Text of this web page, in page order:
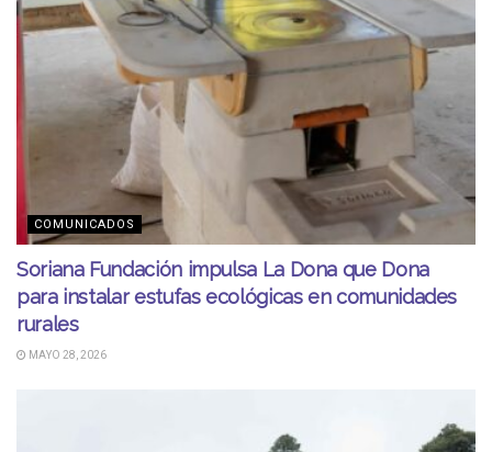
COMUNICADOS
Soriana Fundación impulsa La Dona que Dona
para instalar estufas ecológicas en comunidades
rurales
MAYO 28, 2026